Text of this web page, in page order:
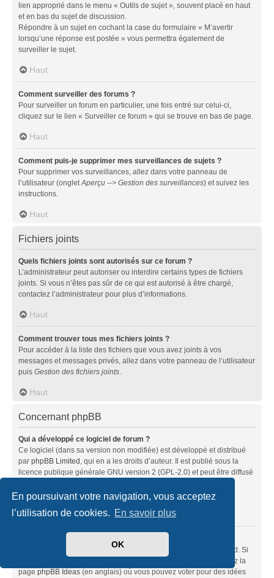
En poursuivant votre navigation, vous acceptez
l’utilisation de cookies. En savoir plus
OK
lien approprié dans le menu « Outils de sujet », souvent placé en haut
et en bas du sujet de discussion.
Répondre à un sujet en cochant la case du formulaire « M’avertir
lorsqu’une réponse est postée » vous permettra également de
surveiller le sujet.
Haut
Comment surveiller des forums ?
Pour surveiller un forum en particulier, une fois entré sur celui-ci,
cliquez sur le lien « Surveiller ce forum » qui se trouve en bas de page.
Haut
Comment puis-je supprimer mes surveillances de sujets ?
Pour supprimer vos surveillances, allez dans votre panneau de
l’utilisateur (ongletAperçu --> Gestion des surveillances) et suivez les
instructions.
Haut
Fichiers joints
Quels fichiers joints sont autorisés sur ce forum ?
L’administrateur peut autoriser ou interdire certains types de fichiers
joints. Si vous n’êtes pas sûr de ce qui est autorisé à être chargé,
contactez l’administrateur pour plus d’informations.
Haut
Comment trouver tous mes fichiers joints ?
Pour accéder à la liste des fichiers que vous avez joints à vos
messages et messages privés, allez dans votre panneau de l’utilisateur
puis Gestion des fichiers joints.
Haut
Concernant phpBB
Qui a développé ce logiciel de forum ?
Ce logiciel (dans sa version non modifiée) est développé et distribué
par phpBB Limited, qui en a les droits d’auteur. Il est publié sous la
licence publique générale GNU version 2 (GPL-2.0) et peut être diffusé
À propos de phpBB» (en anglais).
Haut
Ce logiciel a été développé et mis sous licence par phpBB Limited. Si
vous pensez qu’une fonctionnalité nécessite d’être ajoutée, visitez la
page phpBB Ideas (en anglais) où vous pouvez voter pour des idées